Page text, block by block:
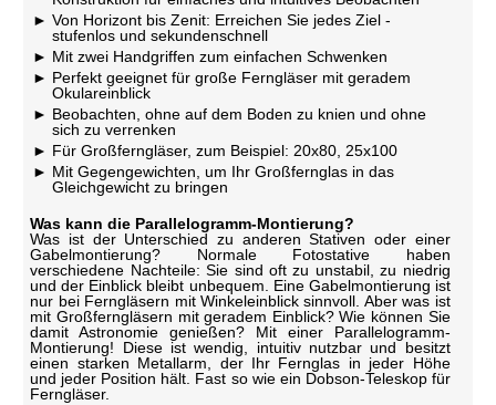
Von Horizont bis Zenit: Erreichen Sie jedes Ziel -
stufenlos und sekundenschnell
Mit zwei Handgriffen zum einfachen Schwenken
Perfekt geeignet für große Ferngläser mit geradem
Okulareinblick
Beobachten, ohne auf dem Boden zu knien und ohne
sich zu verrenken
Für Großferngläser, zum Beispiel: 20x80, 25x100
Mit Gegengewichten, um Ihr Großfernglas in das
Gleichgewicht zu bringen
Was kann die Parallelogramm-Montierung?
Was ist der Unterschied zu anderen Stativen oder einer
Gabelmontierung? Normale Fotostative haben
verschiedene Nachteile: Sie sind oft zu unstabil, zu niedrig
und der Einblick bleibt unbequem. Eine Gabelmontierung ist
nur bei Ferngläsern mit Winkeleinblick sinnvoll. Aber was ist
mit Großferngläsern mit geradem Einblick? Wie können Sie
damit Astronomie genießen? Mit einer Parallelogramm-
Montierung! Diese ist wendig, intuitiv nutzbar und besitzt
einen starken Metallarm, der Ihr Fernglas in jeder Höhe
und jeder Position hält. Fast so wie ein Dobson-Teleskop für
Ferngläser.